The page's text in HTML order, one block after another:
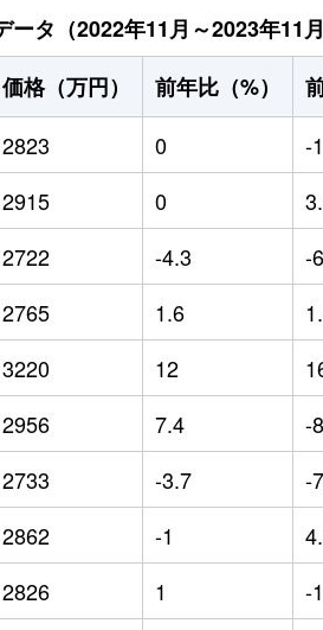
タ（2022年11月～2023年11月
価格（万円） 前年比（%）
2823 0 -
2915 0
2722 -4.3 -
2765 1.6
3220 12
2956 7.4 -
2733 -3.7 -
2862 -1
2826 1 -